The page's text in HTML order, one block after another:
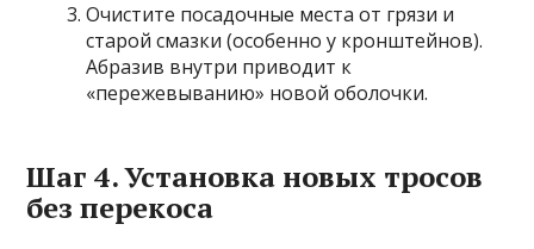
Очистите посадочные места от грязи и
старой смазки (особенно у кронштейнов).
Абразив внутри приводит к
«пережевыванию» новой оболочки.
Шаг 4. Установка новых тросов
без перекоса